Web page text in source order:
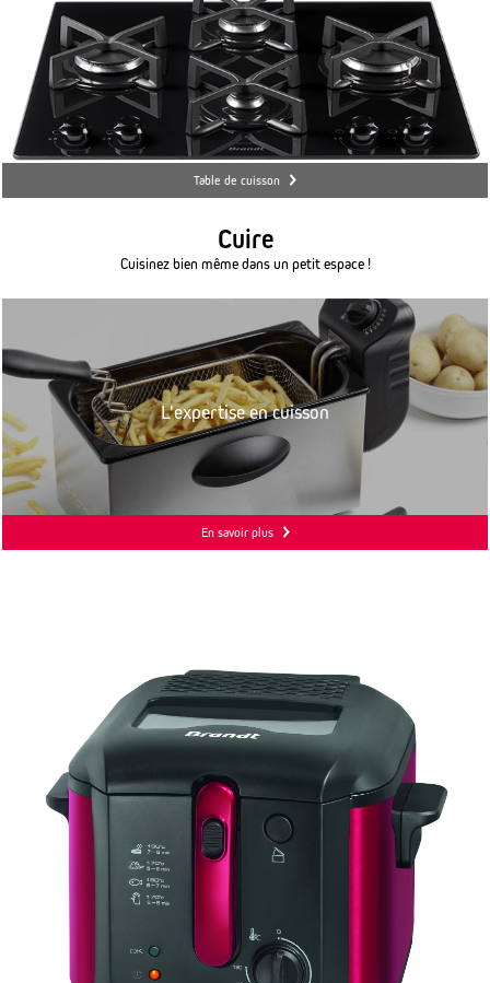
Table de cuisson
Cuire
Cuisinez bien même dans un petit espace !
L'expertise en cuisson
En savoir plus